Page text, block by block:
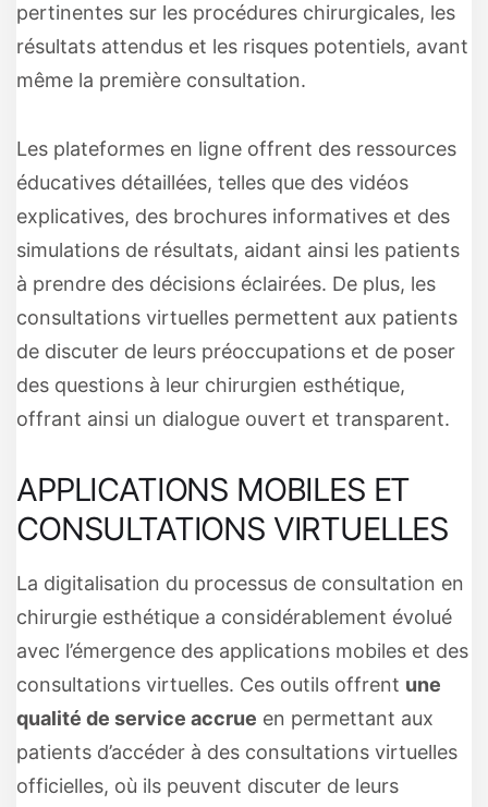
pertinentes sur les procédures chirurgicales, les
résultats attendus et les risques potentiels, avant
même la première consultation.
Les plateformes en ligne offrent des ressources
éducatives détaillées, telles que des vidéos
explicatives, des brochures informatives et des
simulations de résultats, aidant ainsi les patients
à prendre des décisions éclairées. De plus, les
consultations virtuelles permettent aux patients
de discuter de leurs préoccupations et de poser
des questions à leur chirurgien esthétique,
offrant ainsi un dialogue ouvert et transparent.
APPLICATIONS MOBILES ET
CONSULTATIONS VIRTUELLES
La digitalisation du processus de consultation en
chirurgie esthétique a considérablement évolué
avec l’émergence des applications mobiles et des
consultations virtuelles. Ces outils offrent une
qualité de service accrue en permettant aux
patients d’accéder à des consultations virtuelles
officielles, où ils peuvent discuter de leurs